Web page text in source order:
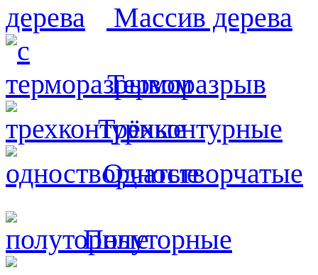
Массив дерева
Терморазрыв
Трёхконтурные
Одностворчатые
Полуторные